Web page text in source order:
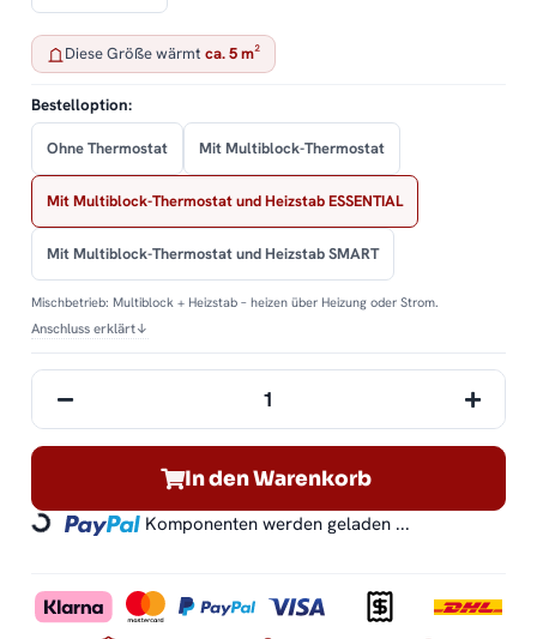
Diese Größe wärmt ca. 5 m²
Bestelloption:
Ohne Thermostat Mit Multiblock-Thermostat
Mit Multiblock-Thermostat und Heizstab ESSENTIAL
Mit Multiblock-Thermostat und Heizstab SMART
Mischbetrieb: Multiblock + Heizstab – heizen über Heizung oder Strom.
Anschluss erklärt↓
In den Warenkorb
Loading... Komponenten werden geladen ...